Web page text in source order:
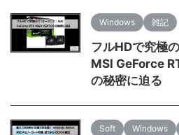
Windows 雑記
フルHDで究極
MSI GeForce
の秘密に迫る
Soft Windows